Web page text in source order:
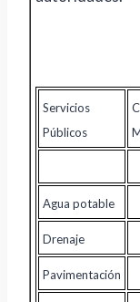
Servicios
Públicos
Agua potable
Drenaje
Pavimentación